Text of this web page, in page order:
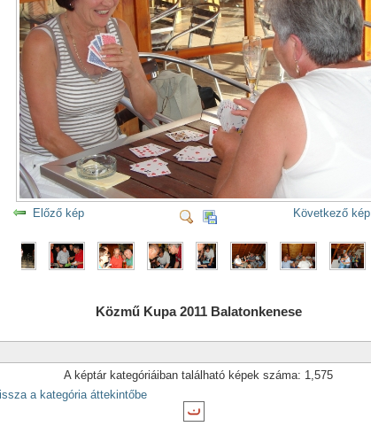
Előző kép Következő kép
Közmű Kupa 2011 Balatonkenese
A képtár kategóriáiban található képek száma: 1,575
a kategória áttekintőbe